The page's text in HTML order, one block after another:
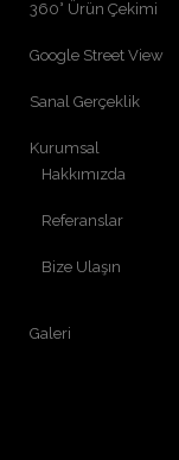
360° Ürün Çekimi
Google Street View
Sanal Gerçeklik
Kurumsal
Hakkımızda
Referanslar
Bize Ulaşın
Galeri